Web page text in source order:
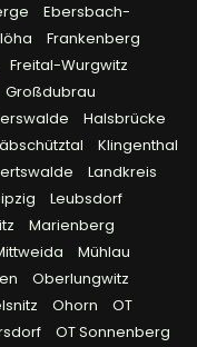
Ebersbach-
Frankenberg
Freital-Wurgwitz
Großdubrau
Halsbrücke
Klingenthal
Landkreis
Leubsdorf
Marienberg
Mühlau
Oberlungwitz
Ohorn
OT
OT Sonnenberg